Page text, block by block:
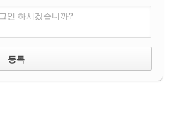
인 하시겠습니까?